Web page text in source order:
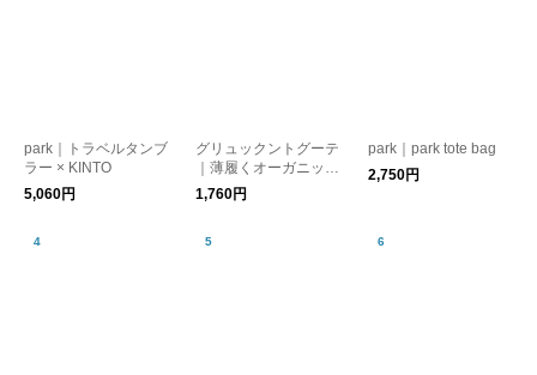
park｜トラベルタンブ
ラー × KINTO
5,060円
グリュックントグーテ
｜薄履くオーガニック
コットン
1,760円
park｜park tote bag
2,750円